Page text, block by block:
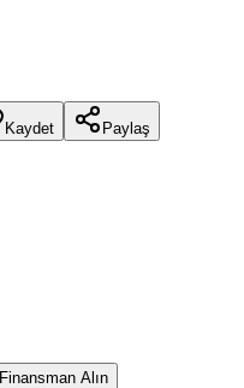
Kaydet Paylaş
Finansman Alın